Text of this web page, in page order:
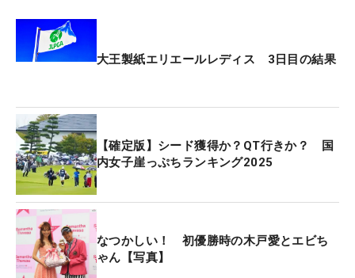
って、ラッキーもあった。トータルで良かったと思
います」。
パー5で訪れた。グリーンを狙ったピンまで218ヤー
ドの2打目はピンハイまでキャリーで飛び、グリー
ンを飛び出した。奥はOB。だが、ボールはイントレ
と呼ばれるテレビカメラを乗せる組み立て式の足場
に当たって止まっていた。救済を受けてドロップゾ
ーンからの3打目をピンそば1メートルに寄せて奪っ
た貴重なバーディ。35歳のベテランはにっこり笑っ
た。
大王製紙エリエールレディス 3日目の結果
【確定版】シード獲得か？QT行きか？ 国
内女子崖っぷちランキング2025
なつかしい！ 初優勝時の木戸愛とエビち
ゃん【写真】